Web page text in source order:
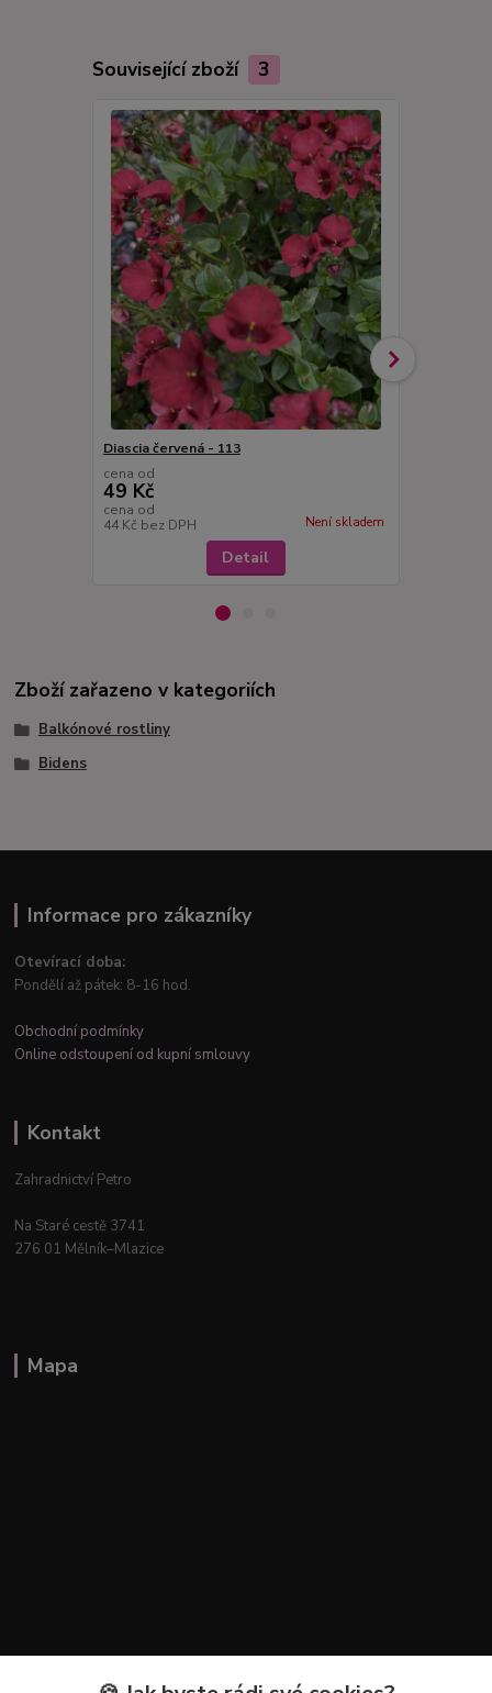
Související zboží 3
Diascia červená - 113
cena od
49 Kč
cena od
44 Kč bez DPH Není skladem
Detail
Zboží zařazeno v kategoriích
Balkónové rostliny
Bidens
Informace pro zákazníky
Otevírací doba:
Pondělí až pátek: 8-16 hod.
Obchodní podmínky
Online odstoupení od kupní smlouvy
Kontakt
Zahradnictví Petro
Na Staré cestě 3741
276 01 Mělník–Mlazice
Mapa